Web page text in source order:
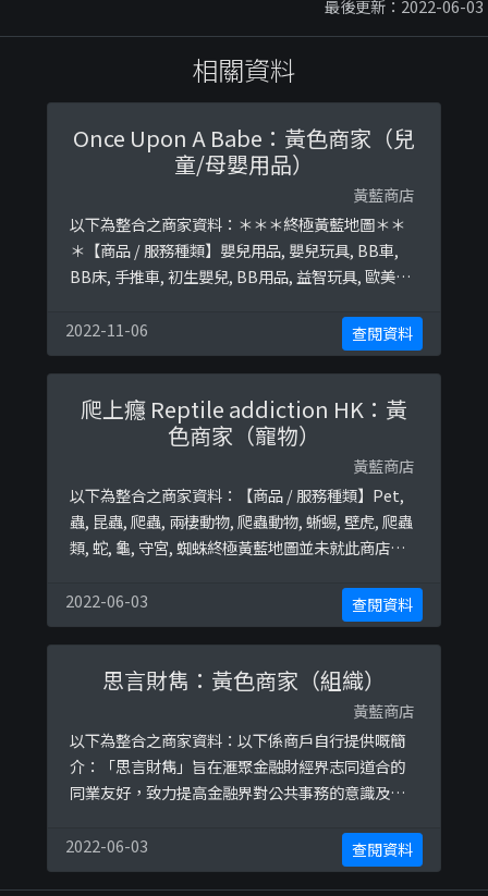
最後更新：2022-06-03
相關資料
Once Upon A Babe：黃色商家（兒
童/母嬰用品）
黃藍商店
以下為整合之商家資料：＊＊＊終極黃藍地圖＊＊
＊【商品 / 服務種類】嬰兒用品, 嬰兒玩具, BB車,
BB床, 手推車, 初生嬰兒, BB用品, 益智玩具, 歐美代
此商店所持的立場表態給出具體原因。＊＊＊和你
查＊＊＊以下係商戶自行提供嘅簡介：
✧𝚆𝚑𝚊𝚝𝚊𝚙𝚙𝚜 +𝟾𝟻𝟸𝟼𝟽𝟽𝟿𝟹𝟶𝟷𝟷❀🏠𝟸𝟶𝟷 ...
2022-11-06 查閱資料
爬上癮 Reptile addiction HK：黃
色商家（寵物）
黃藍商店
以下為整合之商家資料：【商品 / 服務種類】Pet,
蟲, 昆蟲, 爬蟲, 兩棲動物, 爬蟲動物, 蜥蜴, 壁虎, 爬蟲
類, 蛇, 龜, 守宮, 蜘蛛終極黃藍地圖並未就此商店所
2022-06-03
查閱資料
思言財雋：黃色商家（組織）
黃藍商店
以下為整合之商家資料：以下係商戶自行提供嘅簡
介：「思言財雋」旨在滙聚金融財經界志同道合的
同業友好，致力提高金融界對公共事務的意識及參
守法治及公義。以下係相關證明貼文：
https://www.facebook.com/financierconscien
2022-06-03 查閱資料